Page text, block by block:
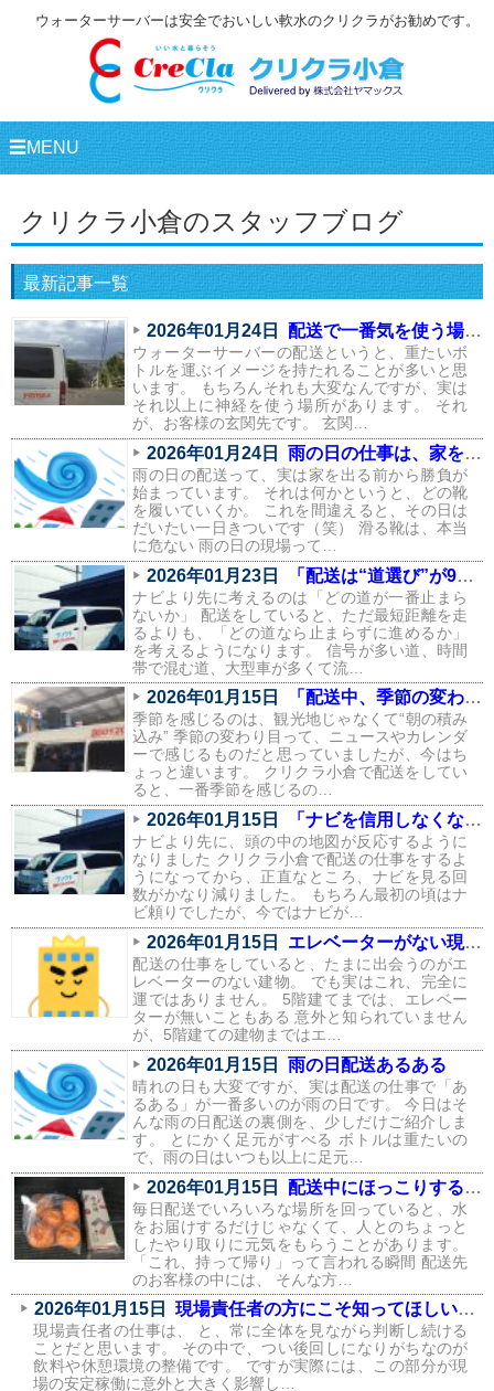
ウォーターサーバーは安全でおいしい軟水のクリクラがお勧めです。
☰MENU
クリクラ小倉のスタッフブログ
最新記事一覧
2026年01月24日 配送で一番気を使う場所は、実はここ
ウォーターサーバーの配送というと、重たいボ
トルを運ぶイメージを持たれることが多いと思
います。 もちろんそれも大変なんですが、実は
それ以上に神経を使う場所があります。 それ
が、お客様の玄関先です。 玄関…
2026年01月24日 雨の日の仕事は、家を出る前から始まっている
雨の日の配送って、実は家を出る前から勝負が
始まっています。 それは何かというと、どの靴
を履いていくか。 これを間違えると、その日は
だいたい一日きついです（笑） 滑る靴は、本当
に危ない 雨の日の現場って…
2026年01月23日 「配送は“道選び”が9割。信号と渋滞を避けるルートの話」
ナビより先に考えるのは「どの道が一番止まら
ないか」 配送をしていると、ただ最短距離を走
るよりも、「どの道なら止まらずに進めるか」
を考えるようになります。 信号が多い道、時間
帯で混む道、大型車が多くて流…
2026年01月15日 「配送中、季節の変わり目を一番感じるのはこの瞬間」
季節を感じるのは、観光地じゃなくて“朝の積み
込み” 季節の変わり目って、ニュースやカレンダ
ーで感じるものだと思っていましたが、今はち
ょっと違います。 クリクラ小倉で配送をしてい
ると、一番季節を感じるの…
2026年01月15日 「ナビを信用しなくなりました。配送で身についた“地元の勘”」
ナビより先に、頭の中の地図が反応するように
なりました クリクラ小倉で配送の仕事をするよ
うになってから、正直なところ、ナビを見る回
数がかなり減りました。 もちろん最初の頃はナ
ビ頼りでしたが、今ではナビが…
2026年01月15日 エレベーターがない現場あるある（配送員の本音つき）
配送の仕事をしていると、たまに出会うのがエ
レベーターのない建物。 でも実はこれ、完全に
運ではありません。 5階建てまでは、エレベー
ターが無いこともある 意外と知られていません
が、5階建ての建物まではエ…
2026年01月15日 雨の日配送あるある
晴れの日も大変ですが、実は配送の仕事で「あ
るある」が一番多いのが雨の日です。 今日はそ
んな雨の日配送の裏側を、少しだけご紹介しま
す。 とにかく足元がすべる ボトルは重たいの
で、雨の日はいつも以上に足元…
2026年01月15日 配送中にほっこりする瞬間が、実はたくさんあります
毎日配送でいろいろな場所を回っていると、水
をお届けするだけじゃなくて、人とのちょっと
したやり取りに元気をもらうことがあります。
「これ、持って帰り」って言われる瞬間 配送先
のお客様の中には、 そんな方…
2026年01月15日 現場責任者の方にこそ知ってほしい、飲料環境が現場に与える影響
現場責任者の仕事は、 と、常に全体を見ながら判断し続ける
ことだと思います。 その中で、つい後回しになりがちなのが
飲料や休憩環境の整備です。 ですが実際には、この部分が現
場の安定稼働に意外と大きく影響し…